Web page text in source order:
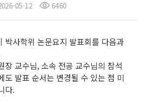
05-12 6460
박사학위 논문요지 발표회를 다음과
장 교수님, 소속 전공 교수님의 참석
도 발표 순서는 변경될 수 있는 점 미
다.